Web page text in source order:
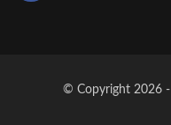
© Copyright 2026 -